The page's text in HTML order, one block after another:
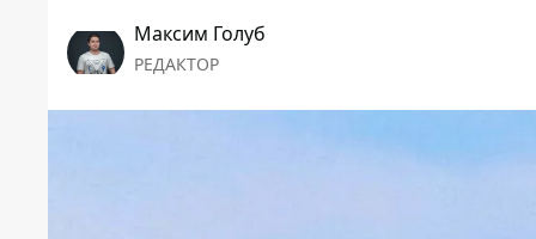
Максим Голуб
РЕДАКТОР